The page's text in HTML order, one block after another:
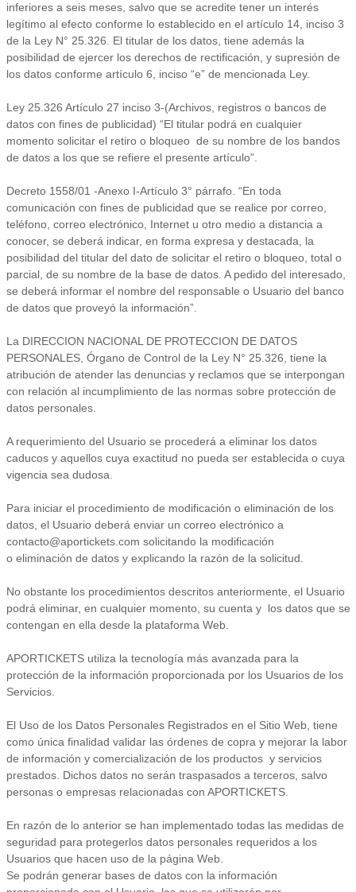
inferiores a seis meses, salvo que se acredite tener un interés
legítimo al efecto conforme lo establecido en el artículo 14, inciso 3
de la Ley N° 25.326. El titular de los datos, tiene además la
posibilidad de ejercer los derechos de rectificación, y supresión de
los datos conforme artículo 6, inciso “e” de mencionada Ley.
Ley 25.326 Artículo 27 inciso 3-(Archivos, registros o bancos de
datos con fines de publicidad) “El titular podrá en cualquier
momento solicitar el retiro o bloqueo de su nombre de los bandos
de datos a los que se refiere el presente artículo”.
Decreto 1558/01 -Anexo I-Artículo 3° párrafo. “En toda
comunicación con fines de publicidad que se realice por correo,
teléfono, correo electrónico, Internet u otro medio a distancia a
conocer, se deberá indicar, en forma expresa y destacada, la
posibilidad del titular del dato de solicitar el retiro o bloqueo, total o
parcial, de su nombre de la base de datos. A pedido del interesado,
se deberá informar el nombre del responsable o Usuario del banco
de datos que proveyó la información”.
La DIRECCION NACIONAL DE PROTECCION DE DATOS
PERSONALES, Órgano de Control de la Ley N° 25.326, tiene la
atribución de atender las denuncias y reclamos que se interpongan
con relación al incumplimiento de las normas sobre protección de
datos personales.
A requerimiento del Usuario se procederá a eliminar los datos
caducos y aquellos cuya exactitud no pueda ser establecida o cuya
vigencia sea dudosa.
Para iniciar el procedimiento de modificación o eliminación de los
datos, el Usuario deberá enviar un correo electrónico a
contacto@aportickets.com solicitando la modificación
o eliminación de datos y explicando la razón de la solicitud.
No obstante los procedimientos descritos anteriormente, el Usuario
podrá eliminar, en cualquier momento, su cuenta y los datos que se
contengan en ella desde la plataforma Web.
APORTICKETS utiliza la tecnología más avanzada para la
protección de la información proporcionada por los Usuarios de los
Servicios.
El Uso de los Datos Personales Registrados en el Sitio Web, tiene
como única finalidad validar las órdenes de copra y mejorar la labor
de información y comercialización de los productos y servicios
prestados. Dichos datos no serán traspasados a terceros, salvo
personas o empresas relacionadas con APORTICKETS.
En razón de lo anterior se han implementado todas las medidas de
seguridad para protegerlos datos personales requeridos a los
Usuarios que hacen uso de la página Web.
Se podrán generar bases de datos con la información